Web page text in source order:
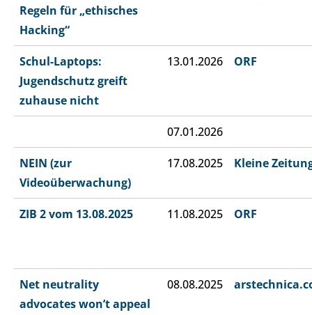
Regeln für „ethisches
Hacking“
Schul-Laptops:
Jugendschutz greift
zuhause nicht
13.01.2026 ORF
07.01.2026
NEIN (zur
Videoüberwachung)
17.08.2025 Kleine
ZIB 2 vom 13.08.2025 11.08.2025 ORF
Net neutrality
advocates won’t appeal
08.08.2025